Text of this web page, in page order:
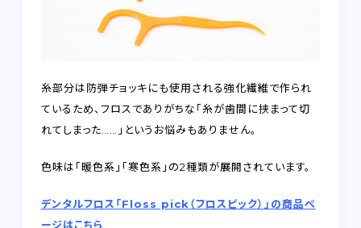
糸部分は防弾チョッキにも使用される強化繊維で作られ
ているため、フロスでありがちな「糸が歯間に挟まって切
れてしまった……」というお悩みもありません。
色味は「暖色系」「寒色系」の2種類が展開されています。
デンタルフロス「Floss pick（フロスピック）」の商品ペ
ージはこちら